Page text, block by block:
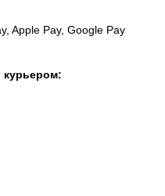
Apple Pay, Google Pay
курьером: